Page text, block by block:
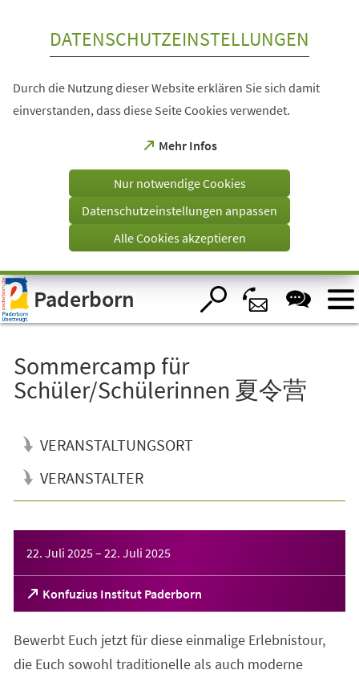
Visuelle
Assistenzsoftware
öffnen.
DATENSCHUTZEINSTELLUNGEN
Durch die Nutzung dieser Website erklären Sie sich damit
einverstanden, dass diese Seite Cookies verwendet.
Mehr Infos
(Öffnet
einem
Tab)
Nur notwendige Cookies
Datenschutzeinstellungen anpassen
Alle Cookies akzeptieren
Paderborn
Sommercamp für
Schüler/Schülerinnen 夏令营
VERANSTALTUNGSORT
VERANSTALTER
22. Juli 2025– 22. Juli 2025
Konfuzius Institut Paderborn
(Öffnet
in
neuen
Tab)
Bewerbt Euch jetzt für diese einmalige Erlebnistour,
die Euch sowohl traditionelle als auch moderne